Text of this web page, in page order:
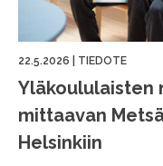
22.5.2026 TIEDOTE
Yläkoululaisten
mittaavan
Helsinkiin